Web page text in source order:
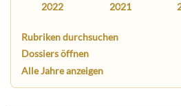
2022 2021
Rubriken durchsuchen
Dossiers öffnen
Alle Jahre anzeigen